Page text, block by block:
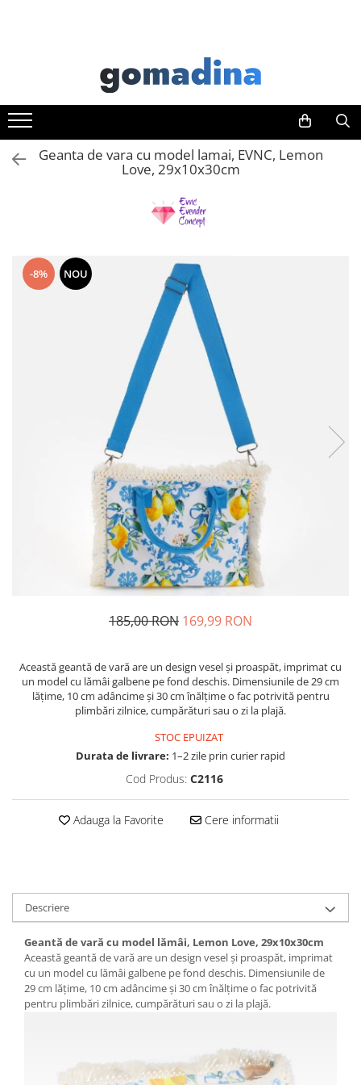
Gadgeturi smart
Trackere GPS
Inele smart
Portofele smart
Aparate & Accesorii ingrijire
Cosmetice & Produse ingrijire
personala
Produse albire si curatare dinti
Accesorii pentru cap si par
Accesorii vestimentare
Coliere, lantisoare si chokere
Portofele dama
TV, Audio-Video & Foto
Huse telefoane mobile
Componente PC & Software
Boxe portabile, cu bluetooth
Casti & Audio portabile
Huse laptop
exterioare
Accesorii diverse
Confort auto
Curatare auto
Suporturi auto pentru telefon
Casa, Gradina & Bricolaj
Geanta de vara cu model lamai, EVNC, Lemon
Love, 29x10x30cm
-8% NOU
185,00 RON 169,99 RON
Această geantă de vară are un design vesel și proaspăt, imprimat cu
un model cu lămâi galbene pe fond deschis. Dimensiunile de 29 cm
lățime, 10 cm adâncime și 30 cm înălțime o fac potrivită pentru
plimbări zilnice, cumpărături sau o zi la plajă.
STOC EPUIZAT
Durata de livrare: 1–2 zile prin curier rapid
Cod Produs: C2116
Adauga la Favorite Cere informatii
Descriere
Geantă de vară cu model lămâi, Lemon Love, 29x10x30cm
Această geantă de vară are un design vesel și proaspăt, imprimat
cu un model cu lămâi galbene pe fond deschis. Dimensiunile de
29 cm lățime, 10 cm adâncime și 30 cm înălțime o fac potrivită
pentru plimbări zilnice, cumpărături sau o zi la plajă.